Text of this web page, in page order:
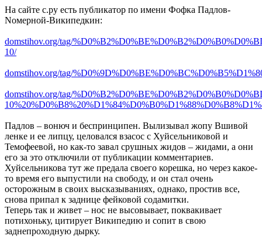
На сайте с.ру есть публикатор по имени Фофка Падлов-
Nомерной-Википедкин:
domstihov.org/tag/
10/
domstihov.org/tag/
domstihov.org/tag/
Падлов – вонюч и беспринципен. Вылизывал жопу Вшивой
ленке и ее липцу, целовался взасос с Хуйсельниковой и
Темофеевой, но как-то завал срушных жидов – жидами, а они
его за это отключили от публикации комментариев.
Хуйсельникова тут же предала своего корешка, но через какое-
то время его выпустили на свободу, и он стал очень
осторожным в своих высказываниях, однако, простив все,
снова припал к заднице фейковой содамитки.
Теперь так и живет – нос не высовывает, поквакивает
потихоньку, цитирует Википедию и сопит в свою
заднепроходную дырку.